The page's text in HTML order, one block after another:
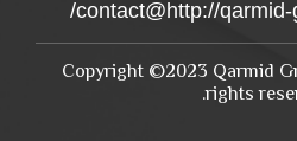
contact@http://qarmid-
Copyright ©2023 Qarmid
rights